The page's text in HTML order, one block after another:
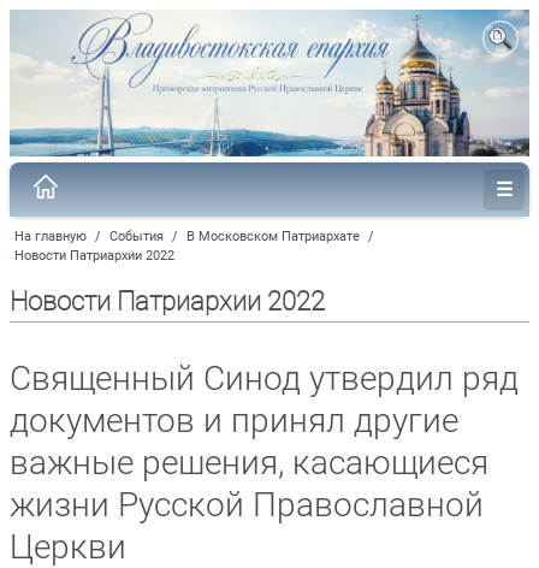
На главную / События / В Московском Патриархате /
Новости Патриархии 2022
Новости Патриархии 2022
Священный Синод утвердил ряд
документов и принял другие
важные решения, касающиеся
жизни Русской Православной
Церкви